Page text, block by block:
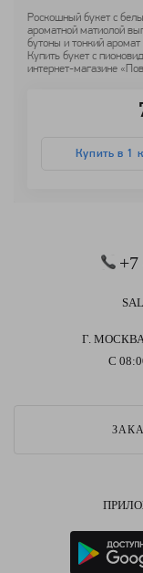
Роскошный букет с
ароматной матиолой
бутоны и тонкий
Купить букет с
интернет-магазине
Купить в 1
+7
Г.
С